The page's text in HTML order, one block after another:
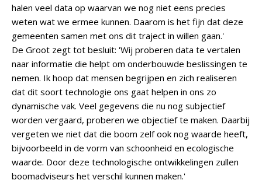
halen veel data op waarvan we nog niet eens precies
weten wat we ermee kunnen. Daarom is het fijn dat deze
gemeenten samen met ons dit traject in willen gaan.'
De Groot zegt tot besluit: 'Wij proberen data te vertalen
naar informatie die helpt om onderbouwde beslissingen te
nemen. Ik hoop dat mensen begrijpen en zich realiseren
dat dit soort technologie ons gaat helpen in ons zo
dynamische vak. Veel gegevens die nu nog subjectief
worden vergaard, proberen we objectief te maken. Daarbij
vergeten we niet dat die boom zelf ook nog waarde heeft,
bijvoorbeeld in de vorm van schoonheid en ecologische
waarde. Door deze technologische ontwikkelingen zullen
boomadviseurs het verschil kunnen maken.'